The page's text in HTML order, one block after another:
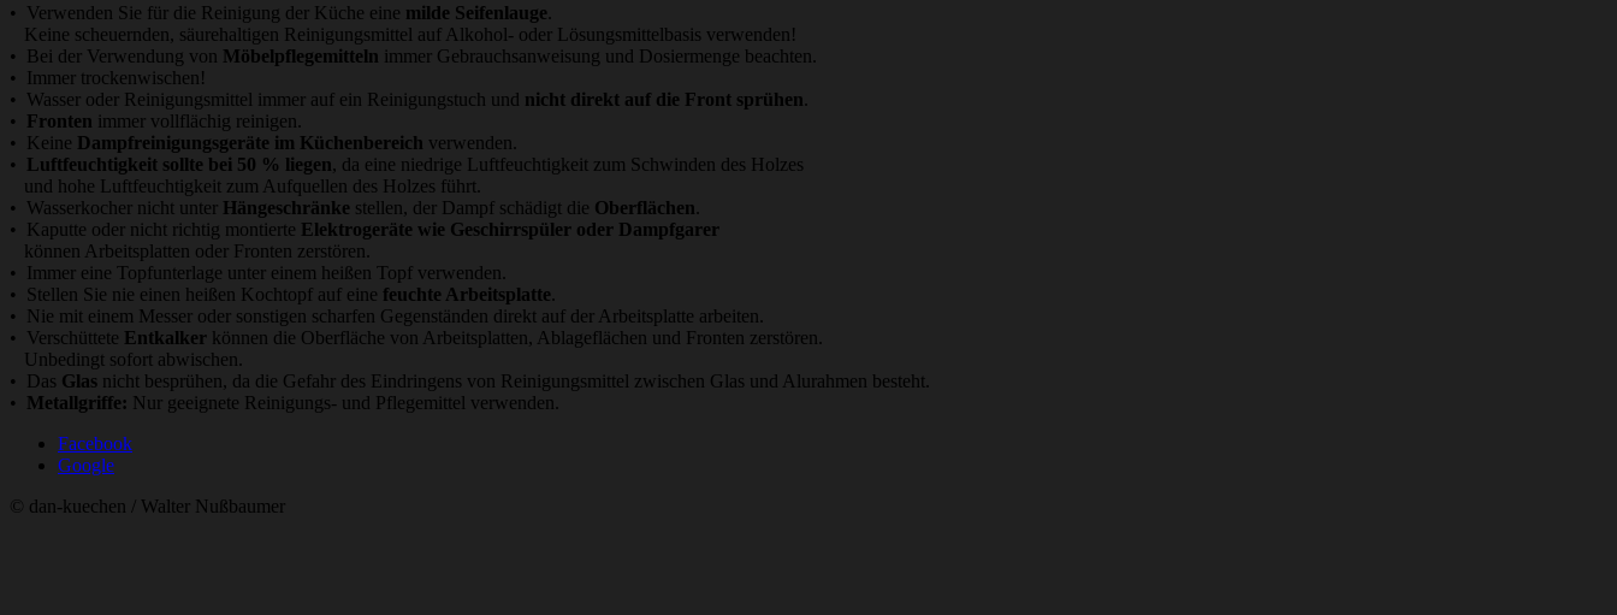
• Verwenden Sie für die Reinigung der Küche eine milde Seifenlauge.
Keine scheuernden, säurehaltigen Reinigungsmittel auf Alkohol- oder Lösungsmittelbasis verwenden!
• Bei der Verwendung von Möbelpflegemitteln immer Gebrauchsanweisung und Dosiermenge beachten.
• Immer trockenwischen!
• Wasser oder Reinigungsmittel immer auf ein Reinigungstuch und nicht direkt auf die Front sprühen.
• Fronten immer vollflächig reinigen.
• Keine Dampfreinigungsgeräte im Küchenbereich verwenden.
• Luftfeuchtigkeit sollte bei 50 % liegen, da eine niedrige Luftfeuchtigkeit zum Schwinden des Holzes
und hohe Luftfeuchtigkeit zum Aufquellen des Holzes führt.
• Wasserkocher nicht unter Hängeschränke stellen, der Dampf schädigt die Oberflächen.
• Kaputte oder nicht richtig montierte Elektrogeräte wie Geschirrspüler oder Dampfgarer
können Arbeitsplatten oder Fronten zerstören.
• Immer eine Topfunterlage unter einem heißen Topf verwenden.
• Stellen Sie nie einen heißen Kochtopf auf eine feuchte Arbeitsplatte.
• Nie mit einem Messer oder sonstigen scharfen Gegenständen direkt auf der Arbeitsplatte arbeiten.
• Verschüttete Entkalker können die Oberfläche von Arbeitsplatten, Ablageflächen und Fronten zerstören.
Unbedingt sofort abwischen.
• Das Glas nicht besprühen, da die Gefahr des Eindringens von Reinigungsmittel zwischen Glas und Alurahmen besteht.
• Metallgriffe: Nur geeignete Reinigungs- und Pflegemittel verwenden.
Facebook
Google
© dan-kuechen / Walter Nußbaumer